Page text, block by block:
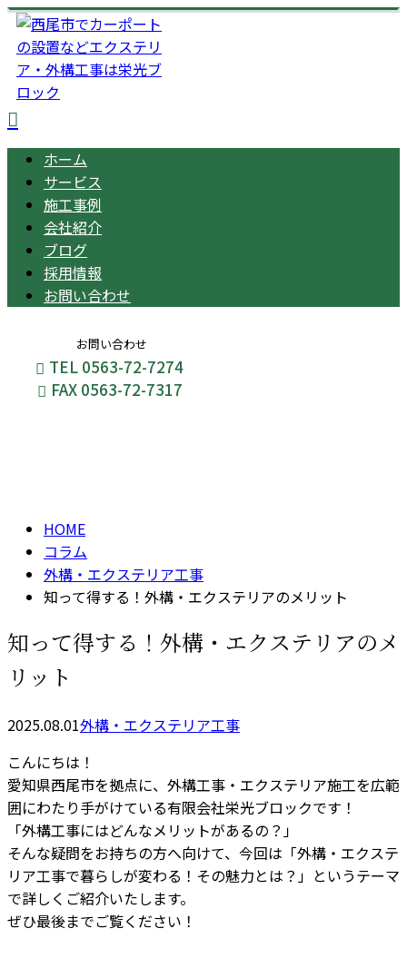
ホーム
サービス
施工事例
会社紹介
ブログ
採用情報
お問い合わせ
お問い合わせ
TEL 0563-72-7274
FAX 0563-72-7317
HOME
コラム
外構・エクステリア工事
知って得する！外構・エクステリアのメリット
知って得する！外構・エクステリアのメ
リット
2025.08.01外構・エクステリア工事
こんにちは！
愛知県西尾市を拠点に、外構工事・エクステリア施工を広範
囲にわたり手がけている有限会社栄光ブロックです！
「外構工事にはどんなメリットがあるの？」
そんな疑問をお持ちの方へ向けて、今回は「外構・エクステ
リア工事で暮らしが変わる！その魅力とは？」というテーマ
で詳しくご紹介いたします。
ぜひ最後までご覧ください！